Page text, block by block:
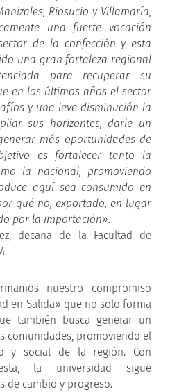
Riosucio y Villamaría,
una fuerte vocación
de la confección y esta
una gran fortaleza regional
para recuperar su
en los últimos años el sector
y una leve disminución la
sus horizontes, darle un
más oportunidades de
es fortalecer tanto la
la nacional, promoviendo
aquí sea consumido en
qué no, exportado, en lugar
por la importación».
decana de la Facultad de
nuestro compromiso
en Salida» que no solo forma
también busca generar un
comunidades, promoviendo el
y social de la región. Con
la universidad sigue
de cambio y progreso.